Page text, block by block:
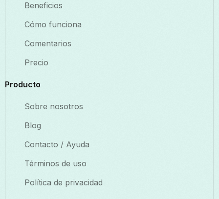
Beneficios
Cómo funciona
Comentarios
Precio
Producto
Sobre nosotros
Blog
Contacto / Ayuda
Términos de uso
Política de privacidad